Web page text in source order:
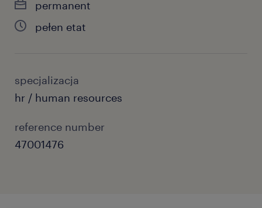
permanent
pełen etat
specjalizacja
hr / human resources
reference number
47001476